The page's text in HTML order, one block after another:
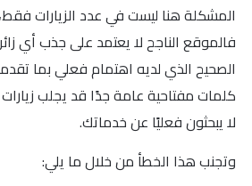
المشكلة هنا ليست في عدد الزيارات
فالموقع الناجح لا يعتمد على جذب أي
الصحيح الذي لديه اهتمام فعلي بما
كلمات مفتاحية عامة جدًا قد يجلب
لا يبحثون فعليًا عن خدماتك.
وتجنب هذا الخطأ من خلال ما يلي: